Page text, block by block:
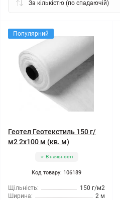
Популярний
Геотел Геотекстиль 150 г/
м2 2x100 м (кв. м)
В наявності
Код товару: 106189
Щільність:
150 г/м2
Ширина:
2 м